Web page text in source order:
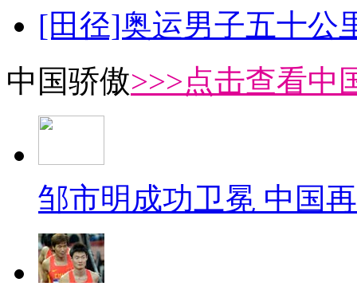
[田径]奥运男子五十公
中国骄傲>>>点击查看中
邹市明成功卫冕 中国